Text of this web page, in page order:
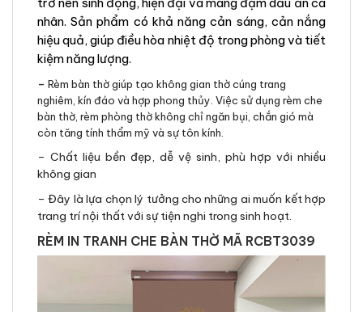
trở nên sinh động, hiện đại và mang đậm dấu ấn cá
nhân. Sản phẩm có khả năng cản sáng, cản nắng
hiệu quả, giúp điều hòa nhiệt độ trong phòng và tiết
kiệm năng lượng.
– Rèm bàn thờ giúp tạo không gian thờ cúng trang
nghiêm, kín đáo và hợp phong thủy. Việc sử dụng rèm che
bàn thờ, rèm phòng thờ không chỉ ngăn bụi, chắn gió mà
còn tăng tính thẩm mỹ và sự tôn kính.
– Chất liệu bền đẹp, dễ vệ sinh, phù hợp với nhiều
không gian
– Đây là lựa chọn lý tưởng cho những ai muốn kết hợp
trang trí nội thất với sự tiện nghi trong sinh hoạt.
RÈM IN TRANH CHE BÀN THỜ MÃ RCBT3039